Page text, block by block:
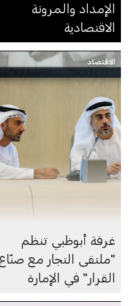
الإمداد والمرونة
الاقتصادية
الاقتصاد
غرفة أبوظبي تنظم
"ملتقى التجار مع صنّاع
القرار" في الإمارة